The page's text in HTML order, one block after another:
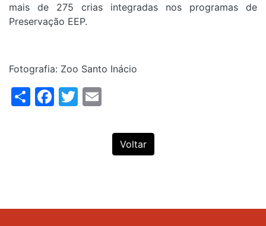
mais de 275 crias integradas nos programas de
Preservação EEP.
Fotografia: Zoo Santo Inácio
ShareFacebook
Twitter
Voltar